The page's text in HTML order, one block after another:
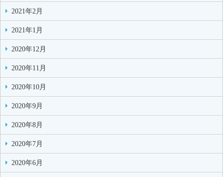
2021年2月
2021年1月
2020年12月
2020年11月
2020年10月
2020年9月
2020年8月
2020年7月
2020年6月